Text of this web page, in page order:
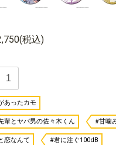
税込)
あったカモ
輩とヤバ男の佐々木くん #甘噛
恋なんて #君に注ぐ100dB